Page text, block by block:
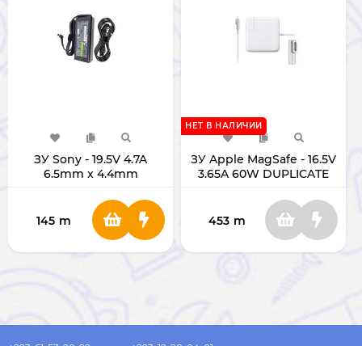
ЗУ Sony - 19.5V 4.7A
6.5mm x 4.4mm
145 m
ЗУ Apple MagSafe - 16.5V
3.65A 60W DUPLICATE
НЕТ В НАЛИЧИИ
453 m